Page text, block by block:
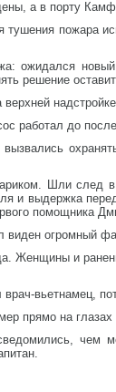
а в порту
тушения
ожидался
решение
работал до
Шли след
и выдержка
помощника
огромный
Женщины и
вьетнамец,
прямо на глазах
чем